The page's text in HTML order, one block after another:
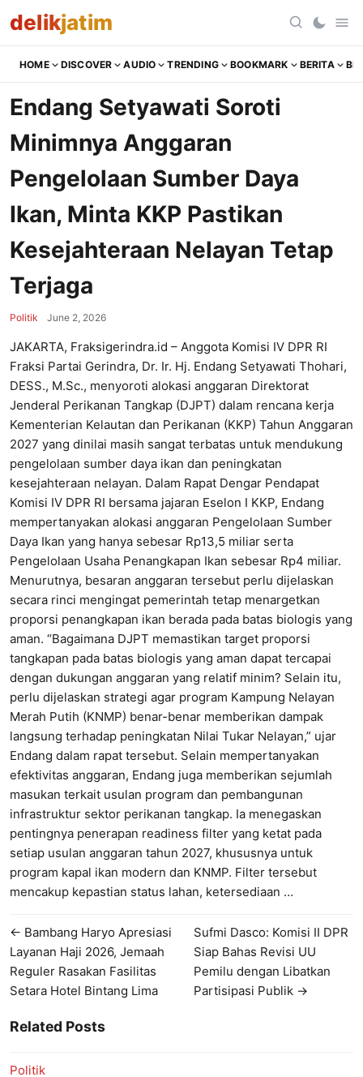
delikjatim
HOME DISCOVER AUDIO TRENDING BOOKMARK BERITA
Endang Setyawati Soroti
Minimnya Anggaran
Pengelolaan Sumber Daya
Ikan, Minta KKP Pastikan
Kesejahteraan Nelayan Tetap
Terjaga
Politik June 2, 2026
JAKARTA, Fraksigerindra.id – Anggota Komisi IV DPR RI
Fraksi Partai Gerindra, Dr. Ir. Hj. Endang Setyawati Thohari,
DESS., M.Sc., menyoroti alokasi anggaran Direktorat
Jenderal Perikanan Tangkap (DJPT) dalam rencana kerja
Kementerian Kelautan dan Perikanan (KKP) Tahun Anggaran
2027 yang dinilai masih sangat terbatas untuk mendukung
pengelolaan sumber daya ikan dan peningkatan
kesejahteraan nelayan. Dalam Rapat Dengar Pendapat
Komisi IV DPR RI bersama jajaran Eselon I KKP, Endang
mempertanyakan alokasi anggaran Pengelolaan Sumber
Daya Ikan yang hanya sebesar Rp13,5 miliar serta
Pengelolaan Usaha Penangkapan Ikan sebesar Rp4 miliar.
Menurutnya, besaran anggaran tersebut perlu dijelaskan
secara rinci mengingat pemerintah tetap menargetkan
proporsi penangkapan ikan berada pada batas biologis yang
aman. “Bagaimana DJPT memastikan target proporsi
tangkapan pada batas biologis yang aman dapat tercapai
dengan dukungan anggaran yang relatif minim? Selain itu,
perlu dijelaskan strategi agar program Kampung Nelayan
Merah Putih (KNMP) benar-benar memberikan dampak
langsung terhadap peningkatan Nilai Tukar Nelayan,” ujar
Endang dalam rapat tersebut. Selain mempertanyakan
efektivitas anggaran, Endang juga memberikan sejumlah
masukan terkait usulan program dan pembangunan
infrastruktur sektor perikanan tangkap. Ia menegaskan
pentingnya penerapan readiness filter yang ketat pada
setiap usulan anggaran tahun 2027, khususnya untuk
program kapal ikan modern dan KNMP. Filter tersebut
mencakup kepastian status lahan, ketersediaan …
← Bambang Haryo Apresiasi
Layanan Haji 2026, Jemaah
Reguler Rasakan Fasilitas
Setara Hotel Bintang Lima
Sufmi Dasco: Komisi II DPR
Siap Bahas Revisi UU
Pemilu dengan Libatkan
Partisipasi Publik →
Related Posts
Politik